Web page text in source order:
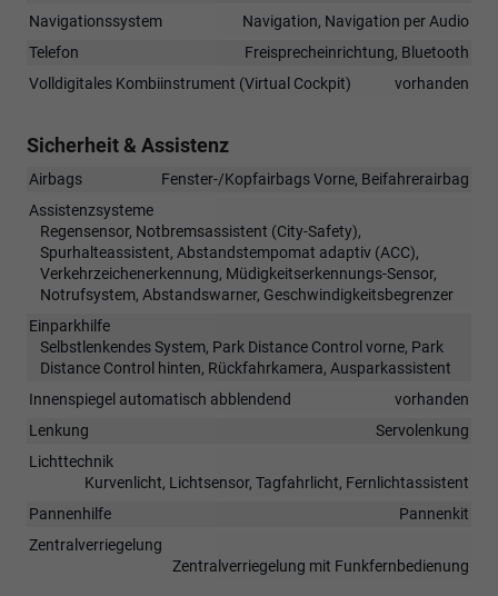
Navigationssystem
Navigation, Navigation per Audio
Telefon
Freisprecheinrichtung, Bluetooth
Volldigitales Kombiinstrument (Virtual Cockpit)
vorhanden
Sicherheit & Assistenz
Airbags
Fenster-/Kopfairbags Vorne, Beifahrerairbag
Assistenzsysteme
Regensensor, Notbremsassistent (City-Safety),
Spurhalteassistent, Abstandstempomat adaptiv (ACC),
Verkehrzeichenerkennung, Müdigkeitserkennungs-Sensor,
Notrufsystem, Abstandswarner, Geschwindigkeitsbegrenzer
Einparkhilfe
Selbstlenkendes System, Park Distance Control vorne, Park
Distance Control hinten, Rückfahrkamera, Ausparkassistent
Innenspiegel automatisch abblendend
vorhanden
Lenkung
Servolenkung
Lichttechnik
Kurvenlicht, Lichtsensor, Tagfahrlicht, Fernlichtassistent
Pannenhilfe
Pannenkit
Zentralverriegelung
Zentralverriegelung mit Funkfernbedienung